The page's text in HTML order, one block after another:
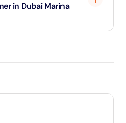
in Dubai Marina